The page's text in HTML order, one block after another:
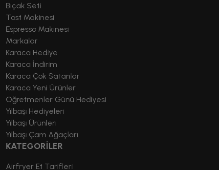
Bıçak Seti
Tost Makinesi
Espresso Makinesi
Markalar
Karaca Hediye
Karaca İndirim
Karaca Çok Satanlar
Karaca Yeni Ürünler
Öğretmenler Günü Hediyesi
Yılbaşı Hediyeleri
Yılbaşı Ürünleri
Yılbaşı Çam Ağaçları
KATEGORİLER
Airfryer Et Tarifleri